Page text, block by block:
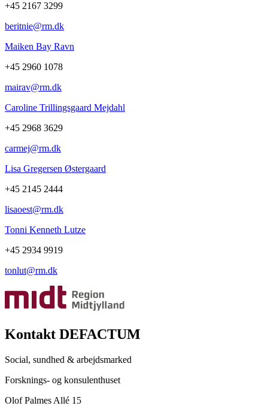
+45 2167 3299
beritnie@rm.dk
Maiken Bay Ravn
+45 2960 1078
mairav@rm.dk
Caroline Trillingsgaard Mejdahl
+45 2968 3629
carmej@rm.dk
Lisa Gregersen Østergaard
+45 2145 2444
lisaoest@rm.dk
Tonni Kenneth Lutze
+45 2934 9919
tonlut@rm.dk
Kontakt DEFACTUM
Social, sundhed & arbejdsmarked
Forsknings- og konsulenthuset
Olof Palmes Allé 15